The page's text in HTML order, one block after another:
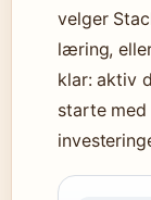
velger
læring,
klar: aktiv
starte